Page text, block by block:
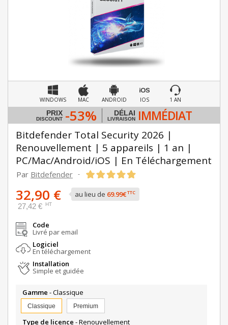
WINDOWS MAC ANDROID IOS 1 AN
PRIX
DISCOUNT -53% DÉLAI
LIVRAISON IMMÉDIAT
Bitdefender Total Security 2026 |
Renouvellement | 5 appareils | 1 an |
PC/Mac/Android/iOS | En Téléchargement
Par Bitdefender -
32,90 € au lieu de 69.99€TTC
27,42 € HT
Code
Livré par email
Logiciel
En téléchargement
Installation
Simple et guidée
Gamme - Classique
Classique Premium
Type de licence - Renouvellement